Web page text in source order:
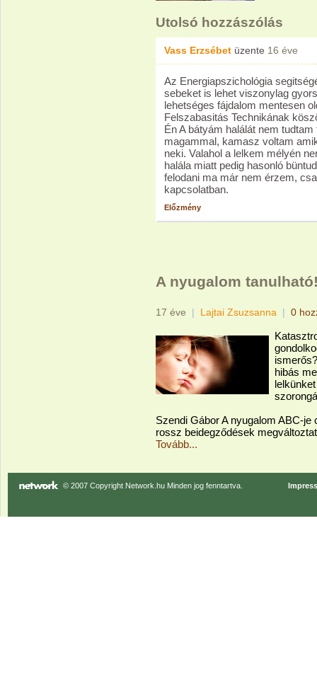
Utolsó hozzászólás
Vass Erzsébet üzente 16 éve
Az Energiapszichológia
sebeket is lehet viszonylag
lehetséges fájdalom mentesen
Felszabasitás Technikának
Én A bátyám halálát nem
magammal, kamasz voltam
neki. Valahol a lelkem mélyén
halála miatt pedig hasonló
felodani ma már nem érzem,
kapcsolatban.
Előzmény
A nyugalom
17 éve | Lajtai Zsuzsanna | 0
hibás
Szendi Gábor A nyugalom ABC-
rossz beidegződések
Tovább...
© 2007 Copyright Network.hu Minden jog fenntartva.